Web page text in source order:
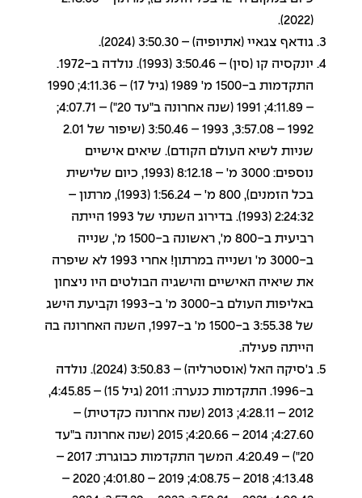
(2022).
גודאף צגאיי (אתיופיה) – 3:50.30 (2024).
יונקסיה קו (סין) – 3:50.46 (1993). נולדה ב-1972.
התקדמות ב-1500 מ' 1989 (גיל 17) – 4:11.36; 1990
– 4:11.89; 1991 (שנה אחרונה ב"עד 20") – 4:07.71;
1992 – 3:57.08, 1993 – 3:50.46 (שיפור של 2.01
שניות לשיא העולם הקודם). שיאים אישיים
נוספים: 3000 מ' – 8:12.18 (1993, כיום שלישית
בכל הזמנים), 800 מ' – 1:56.24 (1993), מרתון –
2:24:32 (1993). בדירוג השנתי של 1993 הייתה
רביעית ב-800 מ', ראשונה ב-1500 מ', שנייה
ב-3000 מ' ושנייה במרתון! אחרי 1993 לא שיפרה
את שיאיה האישיים והישגיה הבולטים היו ניצחון
באליפות העולם ב-3000 מ' ב-1993 וקביעת הישג
של 3:55.38 ב-1500 מ' ב-1997, השנה האחרונה בה
הייתה פעילה.
ג'סיקה האל (אוסטרליה) – 3:50.83 (2024). נולדה
ב-1996. התקדמות כנערה: 2011 (גיל 15) – 4:45.85,
2012 – 4:28.11; 2013 (שנה אחרונה כקדטית) –
4:27.60; 2014 – 4:20.66; 2015 (שנה אחרונה ב"עד
20") – 4:20.49. המשך התקדמות כבוגרת: 2017 –
4:13.48; 2018 – 4:08.75; 2019 – 4:01.80; 2020 –